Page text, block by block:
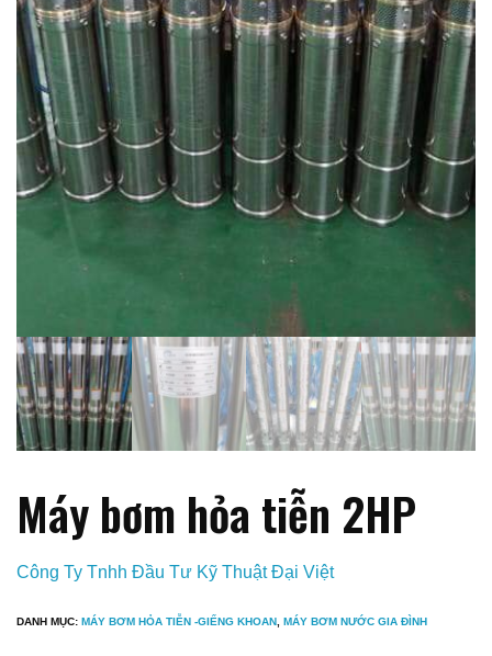
Máy bơm hỏa tiễn 2HP
Công Ty Tnhh Đầu Tư Kỹ Thuật Đại Việt
DANH MỤC: MÁY BƠM HỎA TIỄN -GIẾNG KHOAN, MÁY BƠM NƯỚC GIA ĐÌNH